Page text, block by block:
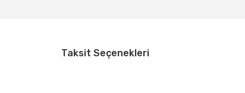
Taksit Seçenekleri